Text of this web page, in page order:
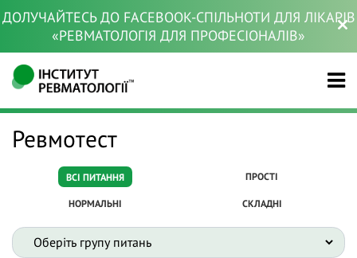
ДОЛУЧАЙТЕСЬ ДО FACEBOOK-СПІЛЬНОТИ ДЛЯ ЛІКАРІВ
«РЕВМАТОЛОГІЯ ДЛЯ ПРОФЕСІОНАЛІВ»
Ревмотест
ВСІ ПИТАННЯ ПРОСТІ
НОРМАЛЬНІ СКЛАДНІ